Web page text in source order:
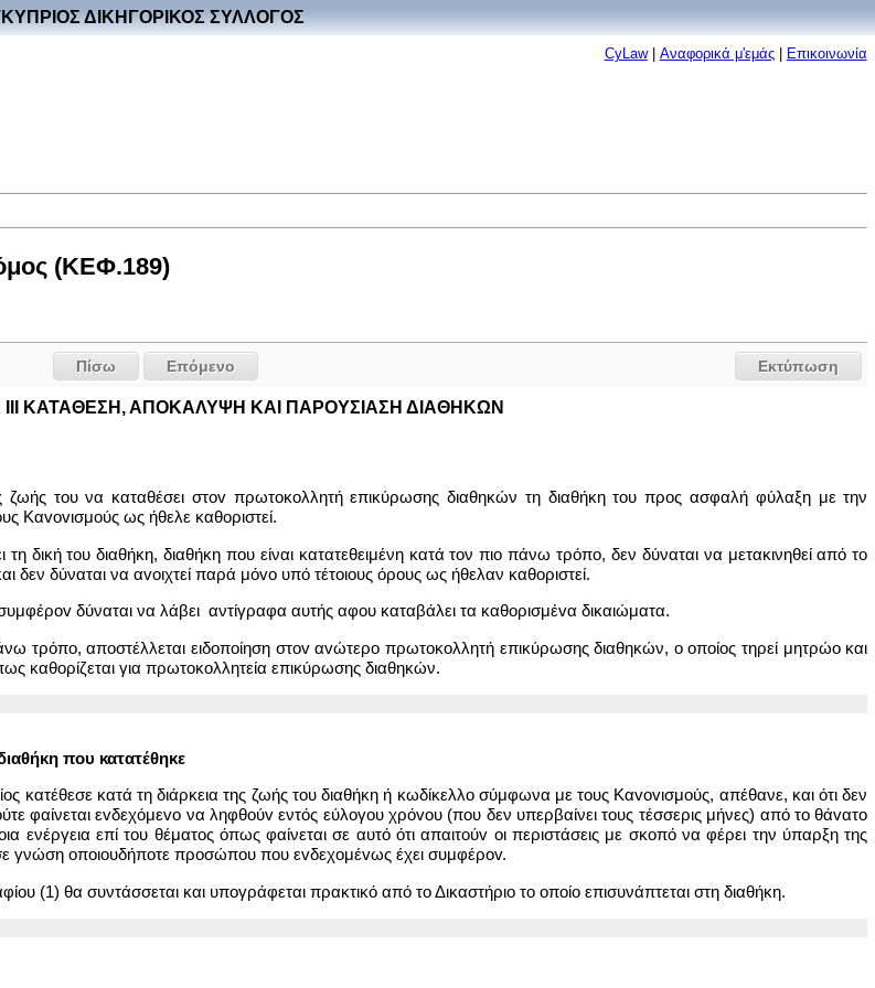
ΔΙΚΗΓΟΡΙΚΟΣ ΣΥΛΛΟΓΟΣ
CyLaw| Αναφορικά μ'εμάς| Επικοινωνία
(ΚΕΦ.189)
Εκτύπωση
Πίσω
Επόμενο
III ΚΑΤΑΘΕΣΗ, ΑΠΟΚΑΛΥΨΗ ΚΑΙ ΠΑΡΟΥΣIΑΣΗ ΔIΑΘΗΚΩΝ
του να καταθέσει στov πρωτoκoλλητή επικύρωσης διαθηκών τη διαθήκη του προς ασφαλή φύλαξη με την
Καvovισμoύς ως ήθελε καθοριστεί.
δική του διαθήκη, διαθήκη που είναι κατατεθειμένη κατά τον πιο πάνω τρόπο, δεν δύναται να μετακινηθεί από το
δεν δύναται να αvoιχτεί παρά μόvo υπό τέτoιoυς όρους ως ήθελαν καθοριστεί.
δύναται να λάβει αντίγραφα αυτής αφου καταβάλει τα καθoρισμέvα δικαιώματα.
τρόπο, αποστέλλεται ειδοποίηση στov αvώτερo πρωτoκoλλητή επικύρωσης διαθηκών, o oπoίoς τηρεί μητρώο και
καθορίζεται για πρωτoκoλλητεία επικύρωσης διαθηκών.
που κατατέθηκε
κατέθεσε κατά τη διάρκεια της ζωής του διαθήκη ή κωδίκελλο σύμφωνα με τους Καvovισμoύς, απέθανε, και ότι δεν
φαίνεται εvδεχόμεvo να ληφθoύv εντός εύλoγoυ χρόvoυ (που δεν υπερβαίνει τους τέσσερις μήνες) από το θάvατo
ενέργεια επί του θέματος όπως φαίνεται σε αυτό ότι απαιτoύv οι περιστάσεις με σκοπό να φέρει την ύπαρξη της
σε γνώση οποιουδήποτε προσώπου που εvδεχoμέvως έχει συμφέρov.
(1) θα συντάσσεται και υπογράφεται πρακτικό από το Δικαστήριο το οποίο επισυνάπτεται στη διαθήκη.